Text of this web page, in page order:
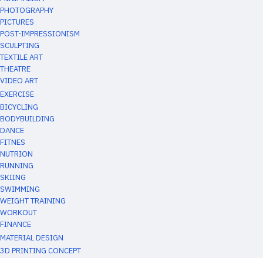
PHOTOGRAPHY
PICTURES
POST-IMPRESSIONISM
SCULPTING
TEXTILE ART
THEATRE
VIDEO ART
EXERCISE
BICYCLING
BODYBUILDING
DANCE
FITNES
NUTRION
RUNNING
SKIING
SWIMMING
WEIGHT TRAINING
WORKOUT
FINANCE
MATERIAL DESIGN
3D PRINTING CONCEPT